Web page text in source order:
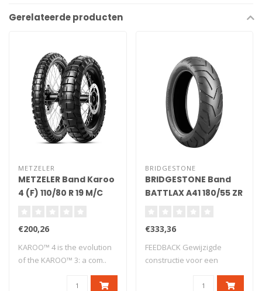
Gerelateerde producten
METZELER
METZELER Band Karoo
4 (F) 110/80 R 19 M/C
€200,26
KAROO™ 4 is the evolution
of the KAROO™ 3: a com..
BRIDGESTONE
BRIDGESTONE Band
BATTLAX A41 180/55 ZR
€333,36
FEEDBACK Gewijzigde
constructie voor een
perfecte harmonie t..